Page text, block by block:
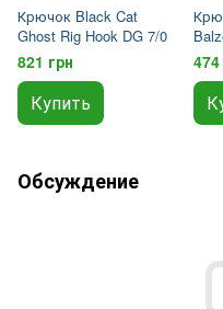
Крючок Black Cat
Ghost Rig Hook DG 7/0
821 грн
Купить
5
474
Обсуждение